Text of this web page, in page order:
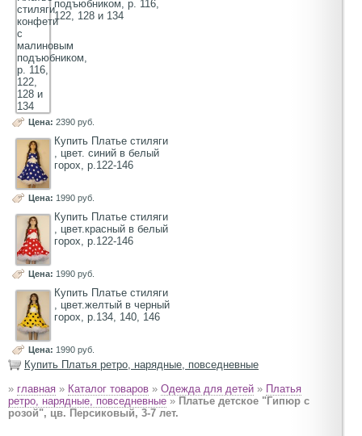
подъюбником, р. 116,
122, 128 и 134
Цена: 2390 руб.
Купить Платье стиляги
, цвет. синий в белый
горох, р.122-146
Цена: 1990 руб.
Купить Платье стиляги
, цвет.красный в белый
горох, р.122-146
Цена: 1990 руб.
Купить Платье стиляги
, цвет.желтый в черный
горох, р.134, 140, 146
Цена: 1990 руб.
Купить Платья ретро, нарядные, повседневные
» главная » Каталог товаров » Одежда для детей » Платья
ретро, нарядные, повседневные » Платье детское "Гипюр с
розой", цв. Персиковый, 3-7 лет.